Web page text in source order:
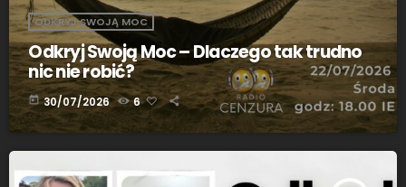
ODKRYJ SWOJĄ MOC
Odkryj Swoją Moc – Dlaczego tak trudno
nic nie robić?
today 30/07/2026 6